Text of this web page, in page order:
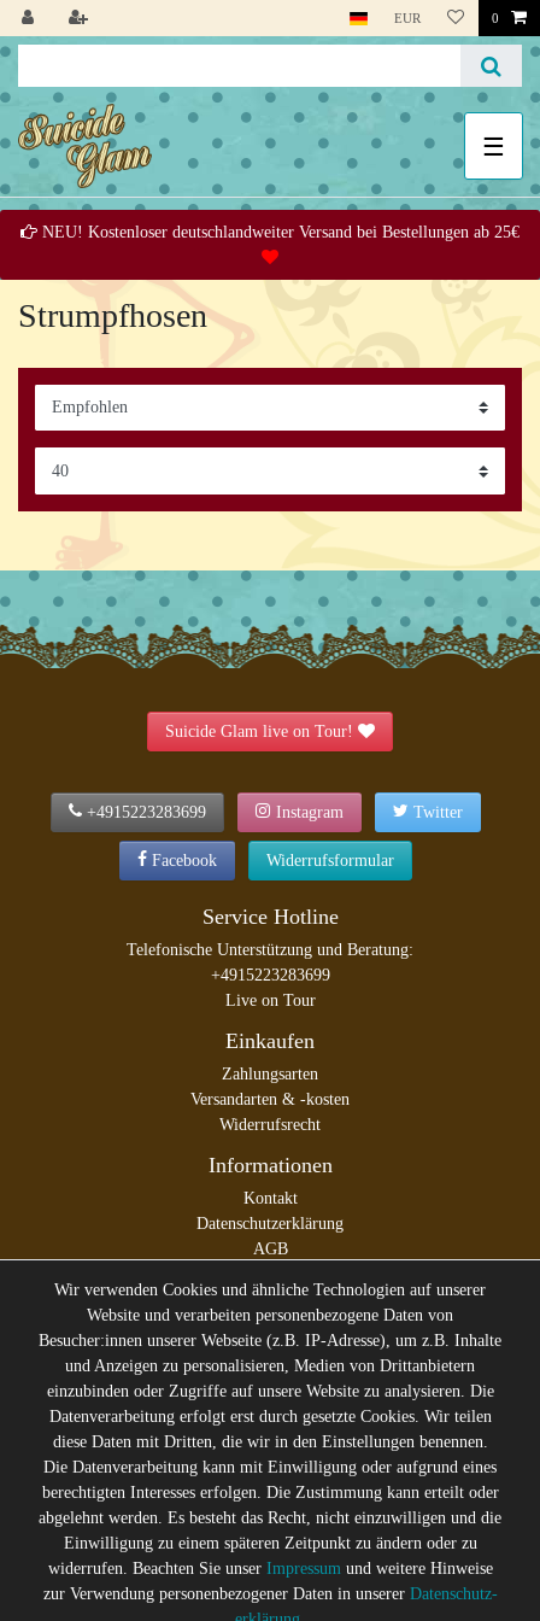
EUR 0
☰
NEU! Kostenloser deutschlandweiter Versand bei Bestellungen ab 25€
Strumpfhosen
Suicide Glam live on Tour!
+4915223283699 Instagram Twitter
Facebook Widerrufsformular
Service Hotline
Telefonische Unterstützung und Beratung:
+4915223283699
Live on Tour
Einkaufen
Zahlungsarten
Versandarten & -kosten
Widerrufsrecht
Informationen
Kontakt
Datenschutzerklärung
AGB
* Alle Preise inkl. gesetzl. Mehrwertsteuer zzgl.Versandkosten
** Die durchgestrichenen Preise entsprechen dem ehemaligen
Preis des Verkäufers
Gerne halten wir Sie auf dem
Laufenden
Abonniere den Suicide Glam Newsletter um über Trends,
Schnäppchen, Gutscheine Aktionen und Angebote per E-
Mail informiert zu werden, und erhalte einen 10% Rabatt
Gutschein nach erfolgreicher Anmeldung. Eine
Wir verwenden Cookies und ähnliche Technologien auf unserer
Website und verarbeiten personenbezogene Daten von
Besucher:innen unserer Webseite (z.B. IP-Adresse), um z.B. Inhalte
und Anzeigen zu personalisieren, Medien von Drittanbietern
einzubinden oder Zugriffe auf unsere Website zu analysieren. Die
Datenverarbeitung erfolgt erst durch gesetzte Cookies. Wir teilen
diese Daten mit Dritten, die wir in den Einstellungen benennen.
Die Datenverarbeitung kann mit Einwilligung oder aufgrund eines
berechtigten Interesses erfolgen. Die Zustimmung kann erteilt oder
abgelehnt werden. Es besteht das Recht, nicht einzuwilligen und die
Einwilligung zu einem späteren Zeitpunkt zu ändern oder zu
widerrufen. Beachten Sie unser Impressumund weitere Hinweise
zur Verwendung personenbezogener Daten in unserer Daten­schutz­